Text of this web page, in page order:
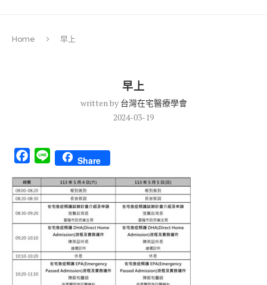
Home 早上
早上
written by 台灣在宅醫療學會
2024-03-19
Facebook
Line Share